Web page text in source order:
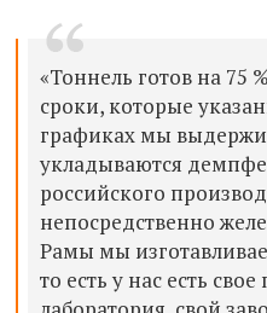
«Тоннель готов на 75
сроки, которые
графиках мы
укладываются
российского
непосредственно
Рамы мы
то есть у нас есть